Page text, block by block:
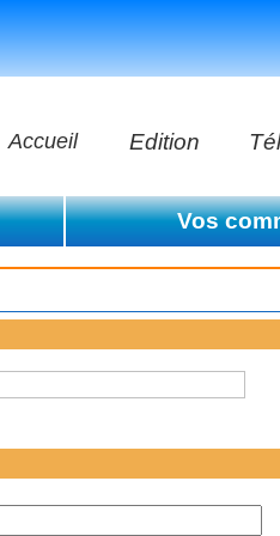
Accueil Edition
Les vidéos
Les livres
de votre compte
Vos
Votre historique